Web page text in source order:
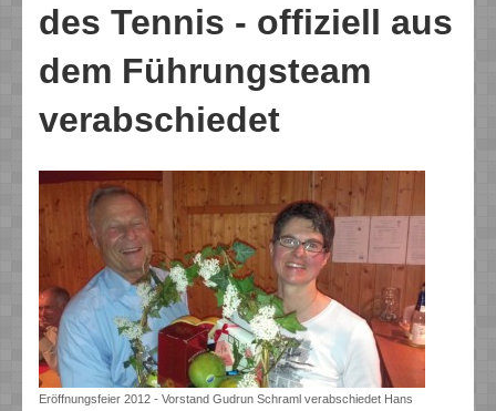
des Tennis - offiziell aus
dem Führungsteam
verabschiedet
Eröffnungsfeier 2012 - Vorstand Gudrun Schraml verabschiedet Hans